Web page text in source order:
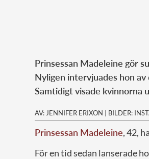
Prinsessan Madeleine gör
Nyligen intervjuades hon
Samtidigt visade kvinnorna
AV: JENNIFER ERIXON | BILDER:
Prinsessan Madeleine, 42,
För en tid sedan lanserade